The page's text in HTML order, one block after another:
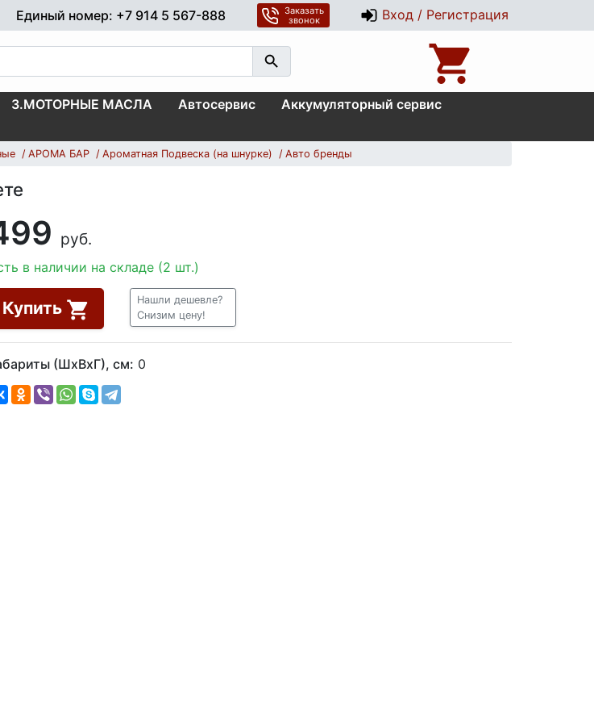
Единый номер: +7 914 5 567-888
Заказать
звонок
Вход / Регистрация
3.МОТОРНЫЕ МАСЛА Автосервис
Аккумуляторный сервис
АРОМА БАР Ароматная Подвеска (на шнурке) Авто бренды
руб.
в наличии на складе (2 шт.)
Купить
Нашли дешевле?
Снизим цену!
(ШхВхГ), см: 0